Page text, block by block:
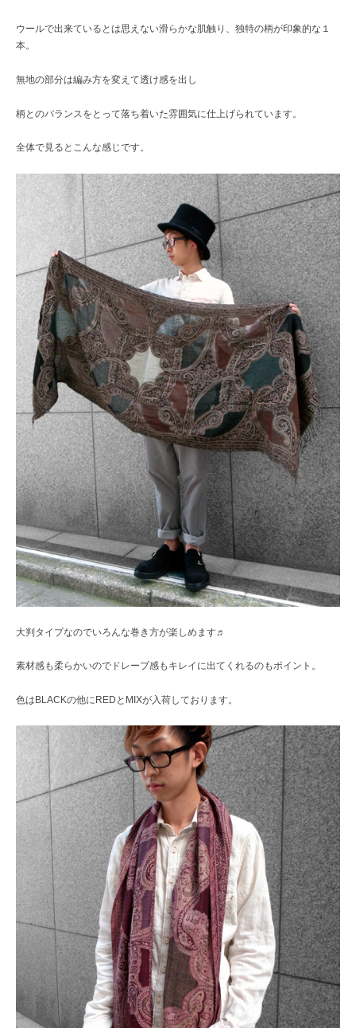
ウールで出来ているとは思えない滑らかな肌触り、独特の柄が印象的な１
本。
無地の部分は編み方を変えて透け感を出し
柄とのバランスをとって落ち着いた雰囲気に仕上げられています。
全体で見るとこんな感じです。
大判タイプなのでいろんな巻き方が楽しめます♬
素材感も柔らかいのでドレープ感もキレイに出てくれるのもポイント。
色はBLACKの他にREDとMIXが入荷しております。